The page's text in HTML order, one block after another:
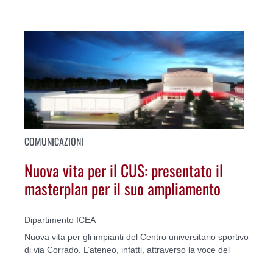
COMUNICAZIONI
Nuova vita per il CUS: presentato il
masterplan per il suo ampliamento
Dipartimento ICEA
Nuova vita per gli impianti del Centro universitario sportivo
di via Corrado. L’ateneo, infatti, attraverso la voce del